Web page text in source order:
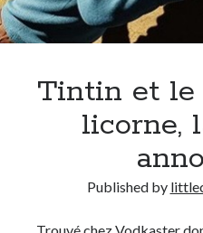
Geek
Green
Lectures
Lyon
Lyon à Livre Ouvert
Parole de Follower
Photos
Tintin et le
licorne,
Published by